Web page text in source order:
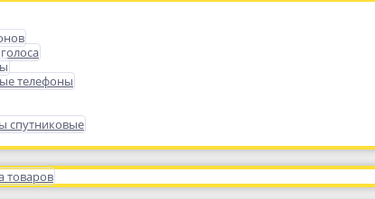
телефоны
спутниковые
товаров